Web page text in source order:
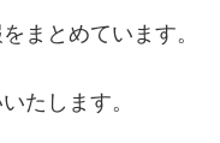
まとめています。
たします。